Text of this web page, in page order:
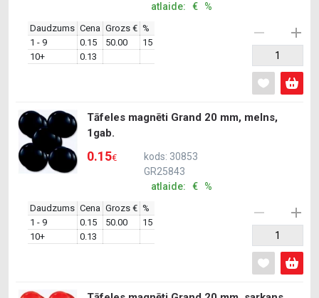
atlaide: € %
Daudzums Cena Grozs € %
1 - 9
0.15 50.00
15
10+
0.13
Tāfeles magnēti Grand 20 mm, melns,
1gab.
0.15€
kods: 30853
GR25843
atlaide: € %
Daudzums Cena Grozs € %
1 - 9
0.15 50.00
15
10+
0.13